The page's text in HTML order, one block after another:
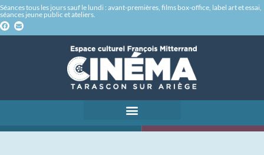
Séances tous les jours sauf le lundi : avant-premières, films box-office, label art et essai,
séances jeune public et ateliers.